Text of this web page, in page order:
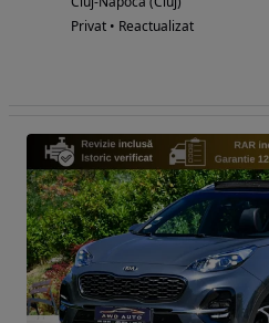
Privat • Reactualizat